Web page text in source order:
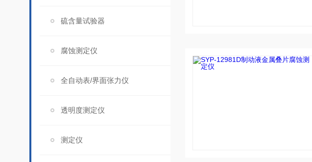
硫含量试验器
腐蚀测定仪
全自动表/界面张力仪
透明度测定仪
测定仪